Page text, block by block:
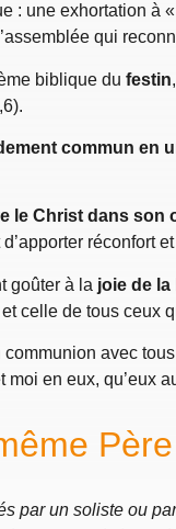
: une exhortation à
qui
biblique du festin
commun en
le Christ dans son
réconfort
goûter à la joie de
celle de tous
avec
moi en eux, qu’eux
Père
par un soliste ou